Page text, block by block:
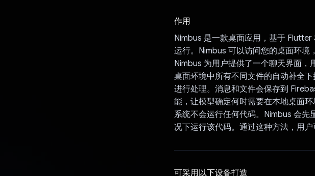
作用
Nimbus 是一款桌面应用，基于
运行。Nimbus 可以访问您的桌面环境
Nimbus 为用户提供了一个聊天界面，
桌面环境中所有不同文件的自动补全
进行处理。消息和文件会保存到
能，让模型确定何时需要在本地桌面
系统不会运行任何代码。Nimbus 会先
况下运行该代码。通过这种方法，用
可采用以下设备打造